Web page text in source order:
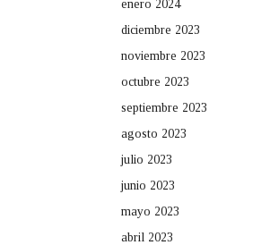
enero 2024
diciembre 2023
noviembre 2023
octubre 2023
septiembre 2023
agosto 2023
julio 2023
junio 2023
mayo 2023
abril 2023